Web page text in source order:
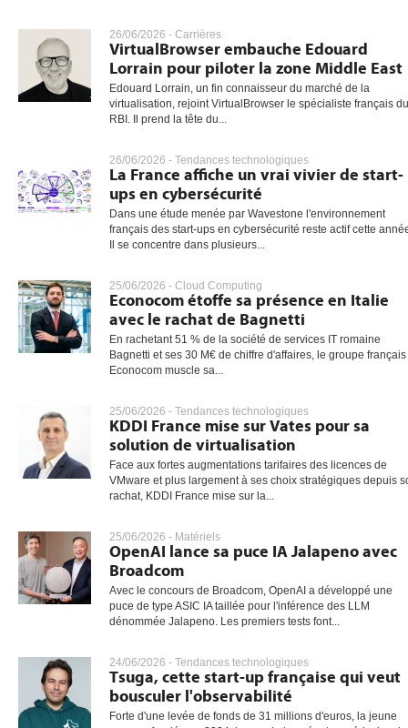
26/06/2026 - Carrières
VirtualBrowser embauche Edouard
Lorrain pour piloter la zone Middle East
Edouard Lorrain, un fin connaisseur du marché de la
virtualisation, rejoint VirtualBrowser le spécialiste français du
RBI. Il prend la tête du...
26/06/2026 - Tendances technologiques
La France affiche un vrai vivier de start-
ups en cybersécurité
Dans une étude menée par Wavestone l'environnement
français des start-ups en cybersécurité reste actif cette
Il se concentre dans plusieurs...
25/06/2026 - Cloud Computing
Econocom étoffe sa présence en Italie
avec le rachat de Bagnetti
En rachetant 51 % de la société de services IT romaine
Bagnetti et ses 30 M€ de chiffre d'affaires, le groupe français
Econocom muscle sa...
25/06/2026 - Tendances technologiques
KDDI France mise sur Vates pour sa
solution de virtualisation
Face aux fortes augmentations tarifaires des licences de
VMware et plus largement à ses choix stratégiques depuis
rachat, KDDI France mise sur la...
25/06/2026 - Matériels
OpenAI lance sa puce IA Jalapeno avec
Broadcom
Avec le concours de Broadcom, OpenAI a développé une
puce de type ASIC IA taillée pour l'inférence des LLM
dénommée Jalapeno. Les premiers tests font...
24/06/2026 - Tendances technologiques
Tsuga, cette start-up française qui veut
bousculer l'observabilité
Forte d'une levée de fonds de 31 millions d'euros, la jeune